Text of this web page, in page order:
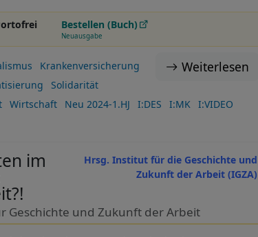
Bestellen (Buch)
Neuausgabe
Weiterlesen
Krankenversicherung
Solidarität
Wirtschaft Neu 2024-1.HJ I:DES I:MK I:VIDEO
Hrsg. Institut für die Geschichte und
Zukunft der Arbeit (IGZA)
im
Geschichte und Zukunft der Arbeit